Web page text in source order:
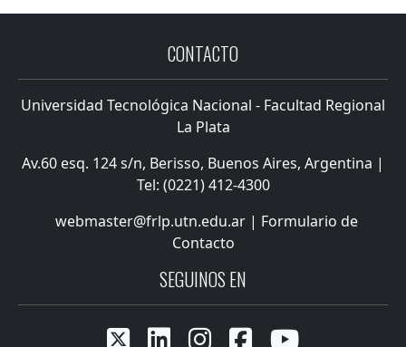
CONTACTO
Universidad Tecnológica Nacional - Facultad Regional
La Plata
Av.60 esq. 124 s/n, Berisso, Buenos Aires, Argentina |
Tel: (0221) 412-4300
webmaster@frlp.utn.edu.ar | Formulario de
Contacto
SEGUINOS EN
    